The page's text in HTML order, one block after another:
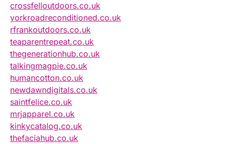
crossfelloutdoors.co.uk
yorkroadreconditioned.co.uk
rfrankoutdoors.co.uk
teaparentrepeat.co.uk
thegenerationhub.co.uk
talkingmagpie.co.uk
humancotton.co.uk
newdawndigitals.co.uk
saintfelice.co.uk
mrjapparel.co.uk
kinkycatalog.co.uk
thefaciahub.co.uk